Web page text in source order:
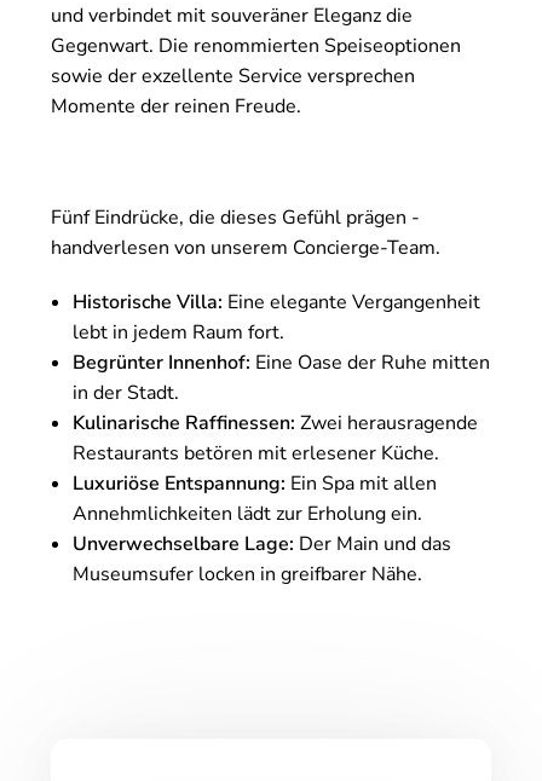
und verbindet mit souveräner Eleganz die
Gegenwart. Die renommierten Speiseoptionen
sowie der exzellente Service versprechen
Momente der reinen Freude.
Fünf Eindrücke, die dieses Gefühl prägen -
handverlesen von unserem Concierge-Team.
Historische Villa: Eine elegante Vergangenheit
lebt in jedem Raum fort.
Begrünter Innenhof: Eine Oase der Ruhe mitten
in der Stadt.
Kulinarische Raffinessen: Zwei herausragende
Restaurants betören mit erlesener Küche.
Luxuriöse Entspannung: Ein Spa mit allen
Annehmlichkeiten lädt zur Erholung ein.
Unverwechselbare Lage: Der Main und das
Museumsufer locken in greifbarer Nähe.